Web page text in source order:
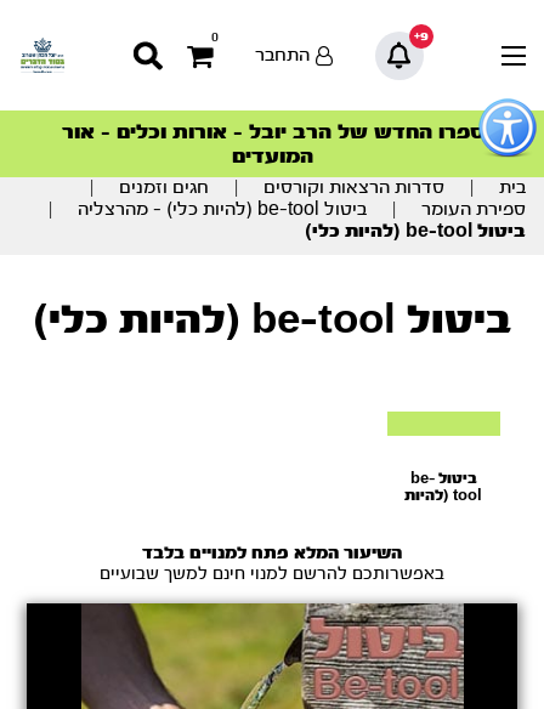
כפתור
לפתיחת
תפריט
9+
0
התחבר
סדרות הפודקאסטים
הסדרה המובילה החודש – דרך המלך
ספרו החדש של הרב יובל – אורות וכלים – אור
המועדים
הצטרפו למהפכת הבריאות הטבעית >
סדרות הפודקאסטים
הסדרה המובילה החודש – דרך המלך
תוכן
מרכזי
בית סדרות הרצאות וקורסים חגים וזמנים
ספירת העומר
ביטול be-tool (להיות כלי) – מהרצליה
ביטול be-tool (להיות כלי)
ביטול be-tool (להיות כלי)
ביטול be-
tool (להיות
השיעור המלא פתח למנויים בלבד
באפשרותכם להרשם למנוי חינם למשך שבועיים